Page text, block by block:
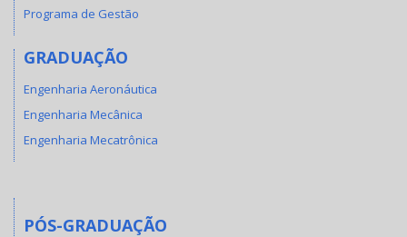
Programa de Gestão
GRADUAÇÃO
Engenharia Aeronáutica
Engenharia Mecânica
Engenharia Mecatrônica
PÓS-GRADUAÇÃO